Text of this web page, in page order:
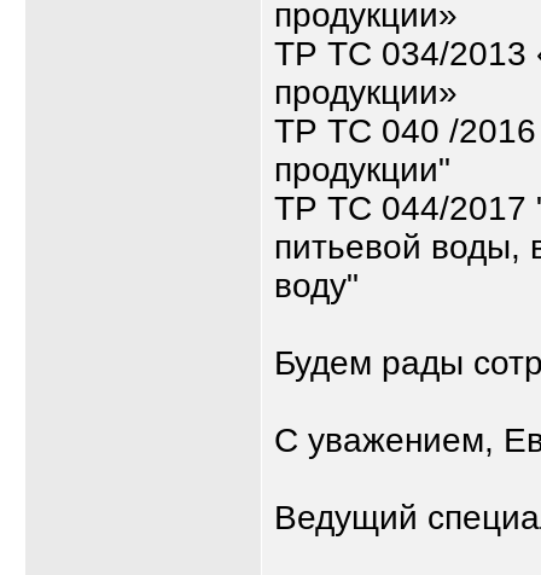
продукции»
ТР ТС 034/2013
продукции»
ТР ТС 040 /
продукции"
ТР ТС 044/2017
питьевой воды,
воду"
Будем рады
С уважением,
Ведущий